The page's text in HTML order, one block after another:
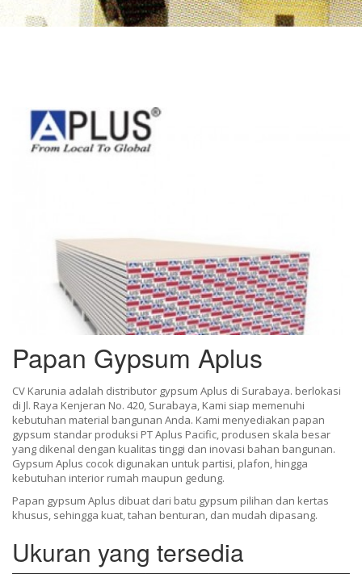
Papan Gypsum Aplus
CV Karunia adalah distributor gypsum Aplus di Surabaya. berlokasi
di Jl. Raya Kenjeran No. 420, Surabaya, Kami siap memenuhi
kebutuhan material bangunan Anda. Kami menyediakan papan
gypsum standar produksi PT Aplus Pacific, produsen skala besar
yang dikenal dengan kualitas tinggi dan inovasi bahan bangunan.
Gypsum Aplus cocok digunakan untuk partisi, plafon, hingga
kebutuhan interior rumah maupun gedung.
Papan gypsum Aplus dibuat dari batu gypsum pilihan dan kertas
khusus, sehingga kuat, tahan benturan, dan mudah dipasang.
Ukuran yang tersedia